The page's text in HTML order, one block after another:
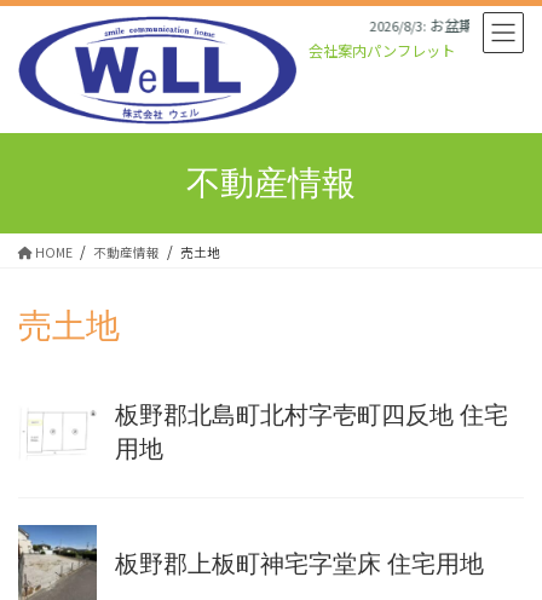
コ
へ
プ
ナ
ョ
動
2026/8/3:お盆期間中の営
会社案内パンフレット
不動産情報
HOME 不動産情報 売土地
売土地
板野郡北島町北村字壱町四反地 住宅
用地
板野郡上板町神宅字堂床 住宅用地